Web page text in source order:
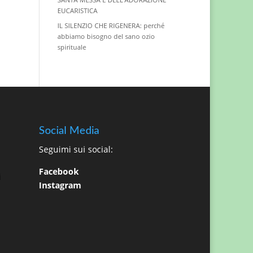
EUCARISTICA
IL SILENZIO CHE RIGENERA: perché
abbiamo bisogno del sano ozio
spirituale
Social Media
Seguimi sui social:
Facebook
Instagram